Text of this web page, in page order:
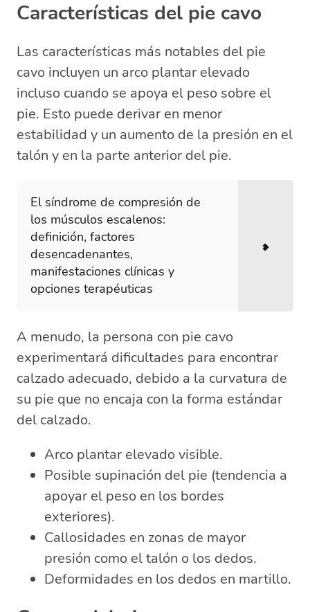
Características del pie cavo
Las características más notables del pie
cavo incluyen un arco plantar elevado
incluso cuando se apoya el peso sobre el
pie. Esto puede derivar en menor
estabilidad y un aumento de la presión en el
talón y en la parte anterior del pie.
El síndrome de compresión de
los músculos escalenos:
definición, factores
desencadenantes,
manifestaciones clínicas y
opciones terapéuticas
A menudo, la persona con pie cavo
experimentará dificultades para encontrar
calzado adecuado, debido a la curvatura de
su pie que no encaja con la forma estándar
del calzado.
Arco plantar elevado visible.
Posible supinación del pie (tendencia a
apoyar el peso en los bordes
exteriores).
Callosidades en zonas de mayor
presión como el talón o los dedos.
Deformidades en los dedos en martillo.